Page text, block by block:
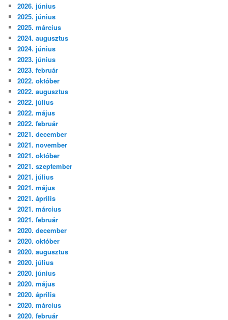
2026. június
2025. június
2025. március
2024. augusztus
2024. június
2023. június
2023. február
2022. október
2022. augusztus
2022. július
2022. május
2022. február
2021. december
2021. november
2021. október
2021. szeptember
2021. július
2021. május
2021. április
2021. március
2021. február
2020. december
2020. október
2020. augusztus
2020. július
2020. június
2020. május
2020. április
2020. március
2020. február